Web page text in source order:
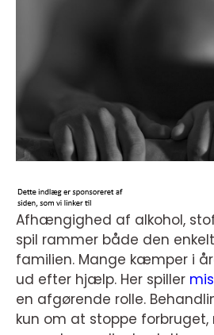
Afhængighed af alkohol,
spil rammer både den
familien. Mange kæmper i
ud efter hjælp. Her spiller
en afgørende rolle.
kun om at stoppe